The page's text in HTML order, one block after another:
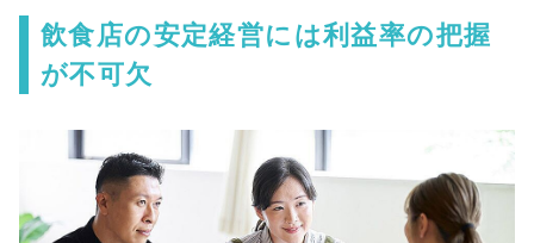
飲食店の安定経営には利益率の把握
が不可欠